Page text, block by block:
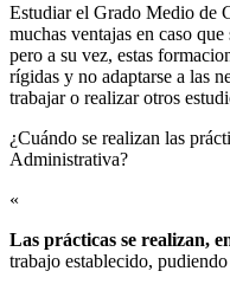
Estudiar el Grado Medio de
muchas ventajas en caso
pero a su vez, estas
rígidas y no adaptarse a las
trabajar o realizar otros
¿Cuándo se realizan las
Administrativa?​
«
Las prácticas se realizan,
trabajo establecido, pudiendo